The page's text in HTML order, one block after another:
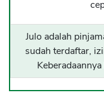
Julo adalah
sudah terdaftar,